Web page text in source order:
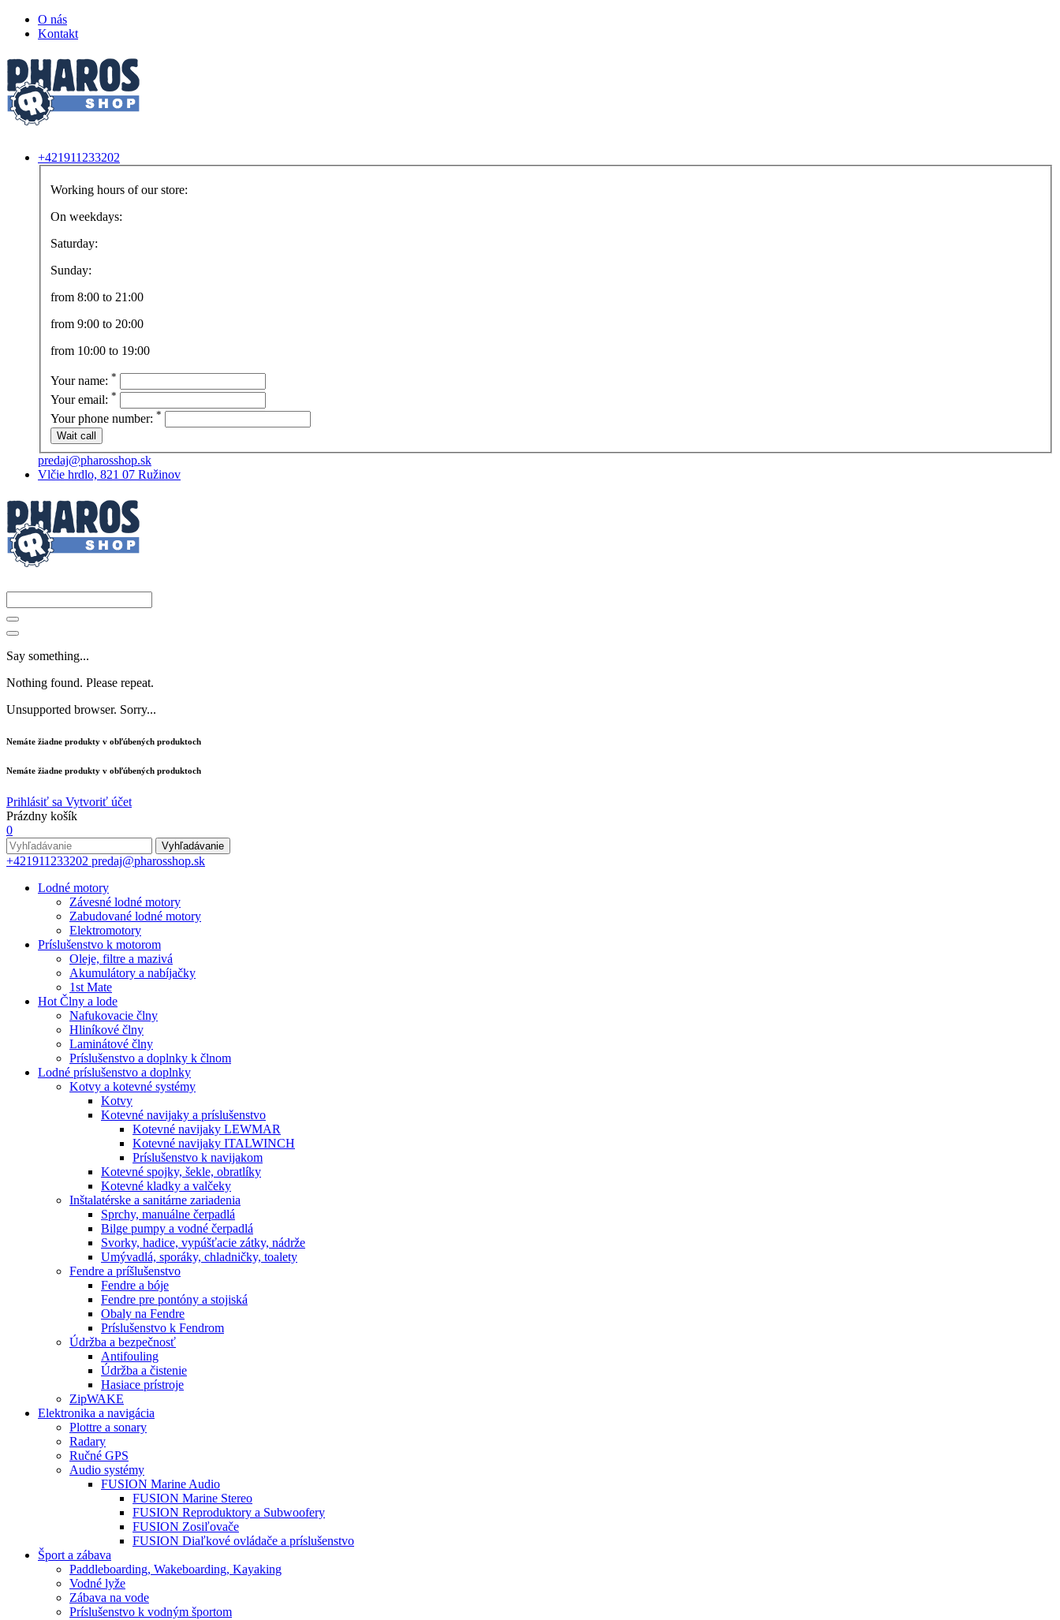
O nás
Kontakt
+421911233202
Working hours of our store:
On weekdays:
Saturday:
Sunday:
from 8:00 to 21:00
from 9:00 to 20:00
from 10:00 to 19:00
Your name: *
Your email: *
Your phone number: *
predaj@pharosshop.sk
Vlčie hrdlo, 821 07 Ružinov
Say something...
Nothing found. Please repeat.
Unsupported browser. Sorry...
Nemáte žiadne produkty v obľúbených produktoch
Nemáte žiadne produkty v obľúbených produktoch
Prihlásiť sa Vytvoriť účet
Prázdny košík
0
Vyhľadávanie
+421911233202 predaj@pharosshop.sk
Lodné motory
Závesné lodné motory
Zabudované lodné motory
Elektromotory
Príslušenstvo k motorom
Oleje, filtre a mazivá
Akumulátory a nabíjačky
1st Mate
Hot Člny a lode
Nafukovacie člny
Hliníkové člny
Laminátové člny
Príslušenstvo a doplnky k člnom
Lodné príslušenstvo a doplnky
Kotvy a kotevné systémy
Kotvy
Kotevné navijaky a príslušenstvo
Kotevné navijaky LEWMAR
Kotevné navijaky ITALWINCH
Príslušenstvo k navijakom
Kotevné spojky, šekle, obratlíky
Kotevné kladky a valčeky
Inštalatérske a sanitárne zariadenia
Sprchy, manuálne čerpadlá
Bilge pumpy a vodné čerpadlá
Svorky, hadice, vypúšťacie zátky, nádrže
Umývadlá, sporáky, chladničky, toalety
Fendre a príšlušenstvo
Fendre a bóje
Fendre pre pontóny a stojiská
Obaly na Fendre
Príslušenstvo k Fendrom
Údržba a bezpečnosť
Antifouling
Údržba a čistenie
Hasiace prístroje
ZipWAKE
Elektronika a navigácia
Plottre a sonary
Radary
Ručné GPS
Audio systémy
FUSION Marine Audio
FUSION Marine Stereo
FUSION Reproduktory a Subwoofery
FUSION Zosiľovače
FUSION Diaľkové ovládače a príslušenstvo
Šport a zábava
Paddleboarding, Wakeboarding, Kayaking
Vodné lyže
Zábava na vode
Príslušenstvo k vodným športom